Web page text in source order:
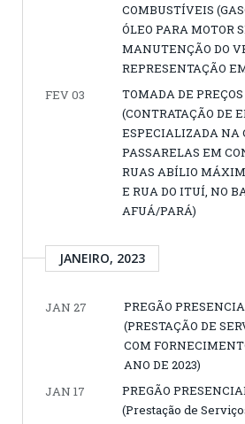
COMBUSTÍVEIS
ÓLEO PARA MOTOR
MANUTENÇÃO DO
REPRESENTAÇÃO
FEV 03
TOMADA DE
(CONTRATAÇÃO DE
ESPECIALIZADA NA
PASSARELAS EM
RUAS ABÍLIO
E RUA DO ITUÍ, NO
AFUÁ/PARÁ)
JANEIRO, 2023
JAN 27
PREGÃO
(PRESTAÇÃO DE
COM
ANO DE 2023)
JAN 17
PREGÃO
(Prestação de